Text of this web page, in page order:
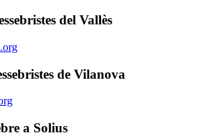
del Vallès
de Vilanova
a Solius